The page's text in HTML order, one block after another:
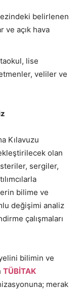
belirlenen
ve açık hava
lise
veliler ve
Kılavuzu
olan
sergiler,
bilime ve
değişimi analiz
çalışmaları
bilimin ve
TÜBİTAK
merak